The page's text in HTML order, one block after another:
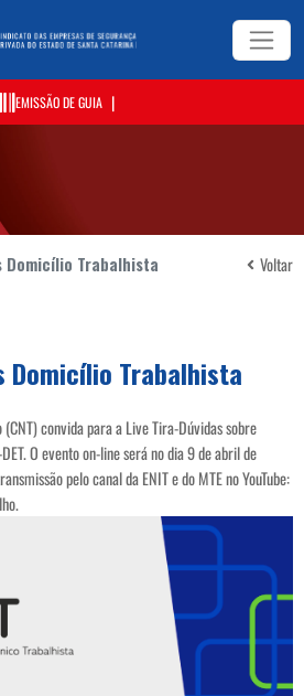
EMISSÃO DE GUIA |
Domicílio Trabalhista Voltar
Domicílio Trabalhista
(CNT) convida para a Live Tira-Dúvidas sobre
O evento on-line será no dia 9 de abril de
pelo canal da ENIT e do MTE no YouTube: